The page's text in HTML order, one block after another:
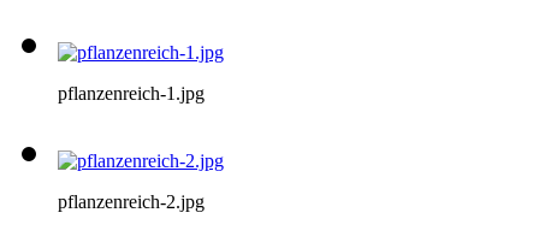
pflanzenreich-1.jpg
pflanzenreich-2.jpg